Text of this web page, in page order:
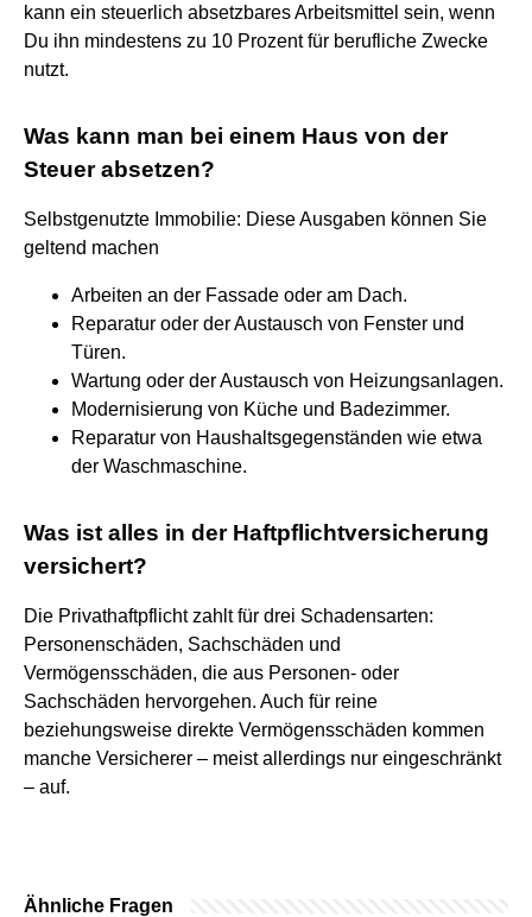
kann ein steuerlich absetzbares Arbeitsmittel sein, wenn
Du ihn mindestens zu 10 Prozent für berufliche Zwecke
nutzt.
Was kann man bei einem Haus von der
Steuer absetzen?
Selbstgenutzte Immobilie: Diese Ausgaben können Sie
geltend machen
Arbeiten an der Fassade oder am Dach.
Reparatur oder der Austausch von Fenster und
Türen.
Wartung oder der Austausch von Heizungsanlagen.
Modernisierung von Küche und Badezimmer.
Reparatur von Haushaltsgegenständen wie etwa
der Waschmaschine.
Was ist alles in der Haftpflichtversicherung
versichert?
Die Privathaftpflicht zahlt für drei Schadensarten:
Personenschäden, Sachschäden und
Vermögensschäden, die aus Personen- oder
Sachschäden hervorgehen. Auch für reine
beziehungsweise direkte Vermögensschäden kommen
manche Versicherer – meist allerdings nur eingeschränkt
– auf.
Ähnliche Fragen